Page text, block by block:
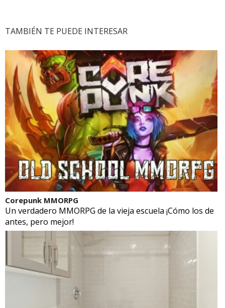
TAMBIÉN TE PUEDE INTERESAR
Corepunk MMORPG
Un verdadero MMORPG de la vieja escuela ¡Cómo los de
antes, pero mejor!